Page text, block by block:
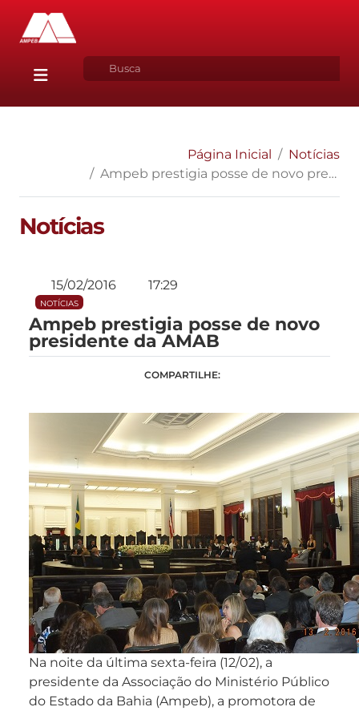
Página Inicial
Notícias
Ampeb prestigia posse de novo presidente da AMAB
Notícias
15/02/2016 17:29
NOTÍCIAS
Ampeb prestigia posse de novo
presidente da AMAB
COMPARTILHE:
Na noite da última sexta-feira (12/02), a
presidente da Associação do Ministério Público
do Estado da Bahia (Ampeb), a promotora de